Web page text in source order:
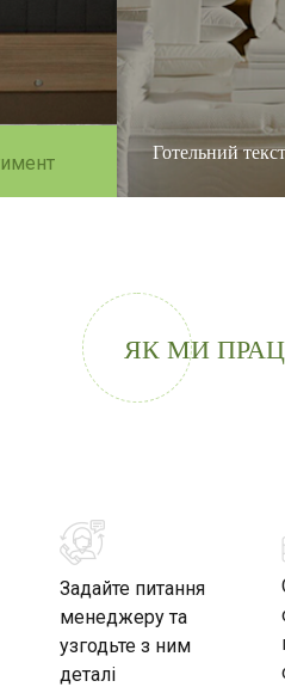
Готельний
ЯК МИ
Задайте питання
менеджеру та
узгодьте з ним
деталі